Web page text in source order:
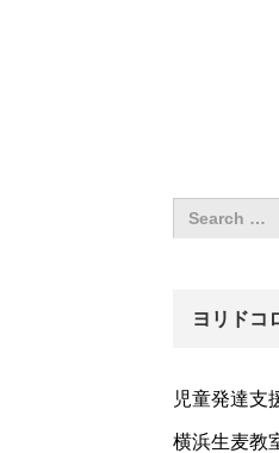
ヨリドコ
児童発達支
横浜生麦教